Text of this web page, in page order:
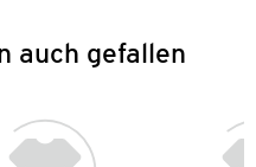
auch gefallen